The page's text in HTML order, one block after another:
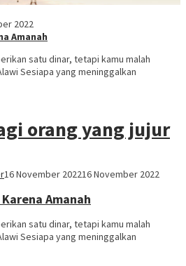
2022
Amanah
satu dinar, tetapi kamu malah
Sesiapa yang meninggalkan
orang yang jujur
16 November 202216 November 2022
Amanah
satu dinar, tetapi kamu malah
Sesiapa yang meninggalkan